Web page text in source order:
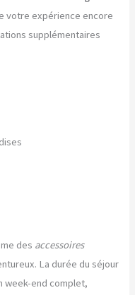
votre expérience encore
supplémentaires
des accessoires
La durée du séjour
week-end complet,